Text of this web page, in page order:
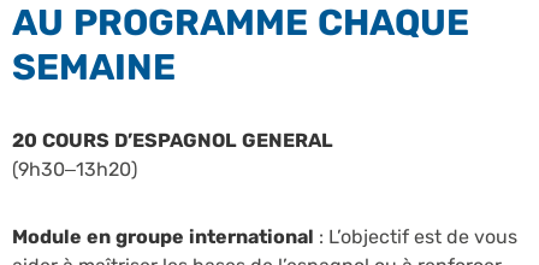
AU PROGRAMME CHAQUE
SEMAINE
20 COURS D’ESPAGNOL GENERAL
(9h30–13h20)
Module en groupe international : L’objectif est de vous